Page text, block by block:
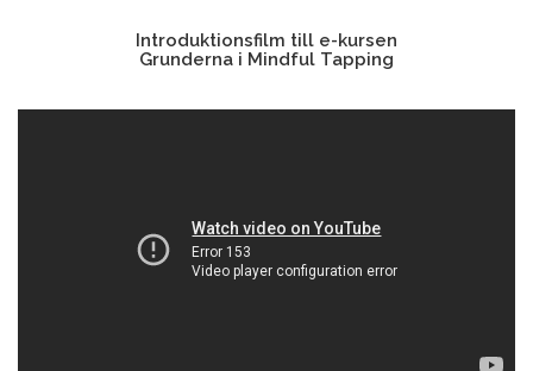
Introduktionsfilm till e-kursen
Grunderna i Mindful Tapping